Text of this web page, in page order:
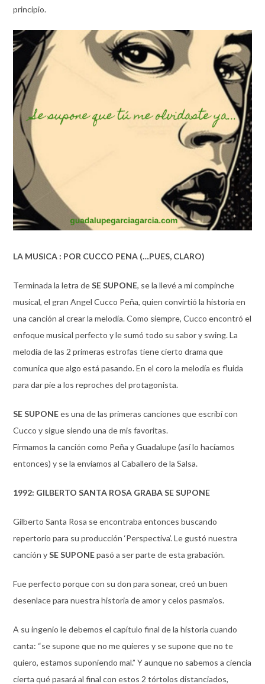
principio.
LA MUSICA : POR CUCCO PENA (…PUES, CLARO)
Terminada la letra deSE SUPONE, se la llevé a mi compinche
musical, el gran Angel Cucco Peña, quien convirtió la historia en
una canción al crear la melodía. Como siempre, Cucco encontró el
enfoque musical perfecto y le sumó todo su sabor y swing. La
melodía de las 2 primeras estrofas tiene cierto drama que
comunica que algo está pasando. En el coro la melodía es fluida
para dar pie a los reproches del protagonista.
SE SUPONEes una de las primeras canciones que escribí con
Cucco y sigue siendo una de mis favoritas.
Firmamos la canción como Peña y Guadalupe (así lo hacíamos
entonces) y se la enviamos al Caballero de la Salsa.
1992: GILBERTO SANTA ROSA GRABA SE SUPONE
Gilberto Santa Rosa se encontraba entonces buscando
repertorio para su producción ‘Perspectiva’. Le gustó nuestra
canción ySE SUPONEpasó a ser parte de esta grabación.
Fue perfecto porque con su don para sonear, creó un buen
desenlace para nuestra historia de amor y celos pasma’os.
A su ingenio le debemos el capítulo final de la historia cuando
canta: “se supone que no me quieres y se supone que no te
quiero, estamos suponiendo mal.” Y aunque no sabemos a ciencia
cierta qué pasará al final con estos 2 tórtolos distanciados,